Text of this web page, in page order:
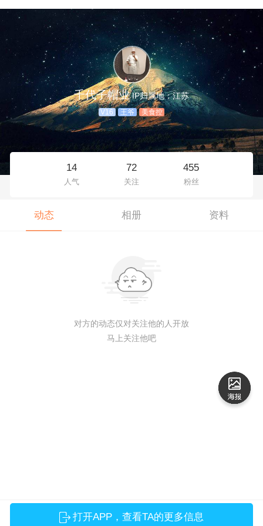
千代子帽业 IP归属地：江苏
V16 王爷 美食控
14
人气
72
关注
455
粉丝
动态 相册 资料
对方的动态仅对关注他的人开放
马上关注他吧
打开APP，查看TA的更多信息